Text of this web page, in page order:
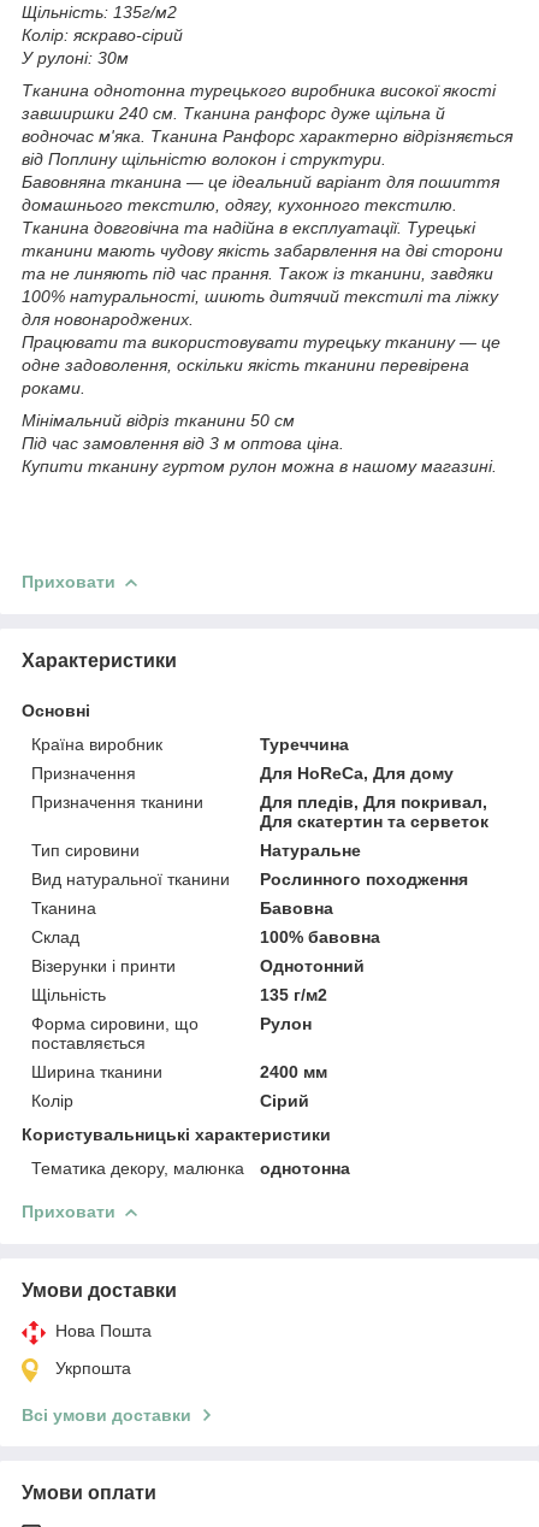
Щільність: 135г/м2
Колір: яскраво-сірий
У рулоні: 30м
Тканина однотонна турецького виробника високої якості
завширшки 240 см. Тканина ранфорс дуже щільна й
водночас м'яка. Тканина Ранфорс характерно відрізняється
від Поплину щільністю волокон і структури.
Бавовняна тканина — це ідеальний варіант для пошиття
домашнього текстилю, одягу, кухонного текстилю.
Тканина довговічна та надійна в експлуатації. Турецькі
тканини мають чудову якість забарвлення на дві сторони
та не линяють під час прання. Також із тканини, завдяки
100% натуральності, шиють дитячий текстилі та ліжку
для новонароджених.
Працювати та використовувати турецьку тканину — це
одне задоволення, оскільки якість тканини перевірена
роками.
Мінімальний відріз тканини 50 см
Під час замовлення від 3 м оптова ціна.
Купити тканину гуртом рулон можна в нашому магазині.
Приховати
Характеристики
Основні
Країна виробник
Туреччина
Призначення
Для HoReCa, Для дому
Призначення тканини
Для пледів, Для покривал,
Для скатертин та серветок
Тип сировини
Натуральне
Вид натуральної тканини
Рослинного походження
Тканина
Бавовна
Склад
100% бавовна
Візерунки і принти
Однотонний
Щільність
135 г/м2
Форма сировини, що
поставляється
Рулон
Ширина тканини
2400 мм
Колір
Сірий
Користувальницькі характеристики
Тематика декору, малюнка
однотонна
Приховати
Умови доставки
Нова Пошта
Укрпошта
Всі умови доставки
Умови оплати